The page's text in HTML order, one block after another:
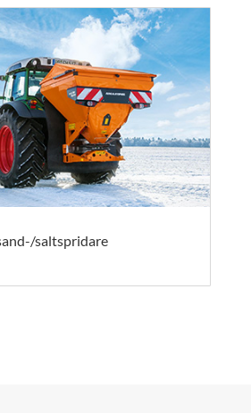
saltspridare